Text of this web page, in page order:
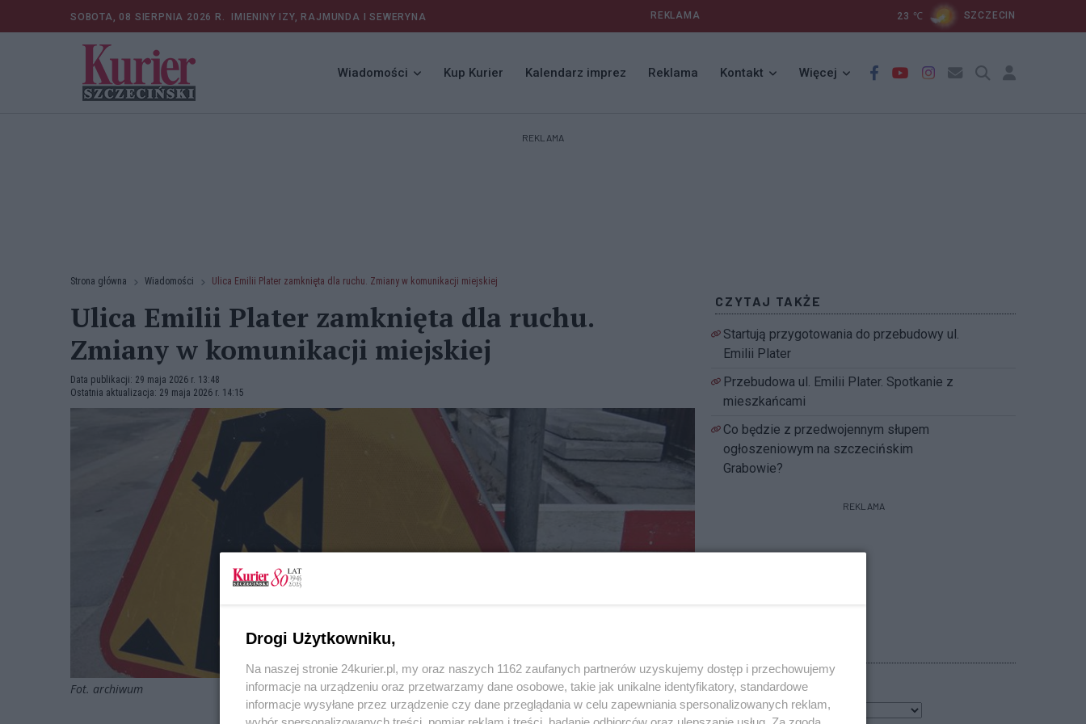
SOBOTA, 08 SIERPNIA 2026 R. IMIENINY IZY, RAJMUNDA I SEWERYNA REKLAMA 23 ℃ SZCZECIN
Wiadomości Kup Kurier Kalendarz imprez Reklama Kontakt Więcej
REKLAMA
Strona główna Wiadomości Ulica Emilii Plater zamknięta dla ruchu. Zmiany w komunikacji miejskiej
Ulica Emilii Plater zamknięta dla ruchu.
Zmiany w komunikacji miejskiej
Data publikacji: 29 maja 2026 r. 13:48
Ostatnia aktualizacja: 29 maja 2026 r. 14:15
Fot. archiwum
CZYTAJ TAKŻE
Startują przygotowania do przebudowy ul.
Emilii Plater
Przebudowa ul. Emilii Plater. Spotkanie z
mieszkańcami
Co będzie z przedwojennym słupem
ogłoszeniowym na szczecińskim
Grabowie?
REKLAMA
23℃
Drogi Użytkowniku,
Na naszej stronie 24kurier.pl, my oraz naszych 1162 zaufanych partnerów uzyskujemy dostęp i przechowujemy
informacje na urządzeniu oraz przetwarzamy dane osobowe, takie jak unikalne identyfikatory, standardowe
informacje wysyłane przez urządzenie czy dane przeglądania w celu zapewniania spersonalizowanych reklam,